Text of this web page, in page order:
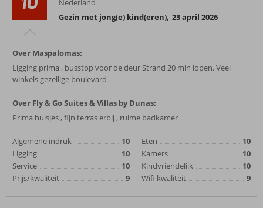
Nederland
Gezin met jong(e) kind(eren), 23 april 2026
Over Maspalomas:
Ligging prima , busstop voor de deur Strand 20 min lopen. Veel
winkels gezellige boulevard
Over Fly & Go Suites & Villas by Dunas:
Prima huisjes , fijn terras erbij , ruime badkamer
Algemene indruk
10
Ligging
10
Service
10
Prijs/kwaliteit
9
Eten
10
Kamers
10
Kindvriendelijk
10
Wifi kwaliteit
9